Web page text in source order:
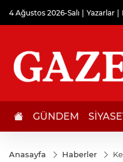
4 Ağustos 2026-Salı Yazarlar
GÜNDEM
Anasayfa Haberler